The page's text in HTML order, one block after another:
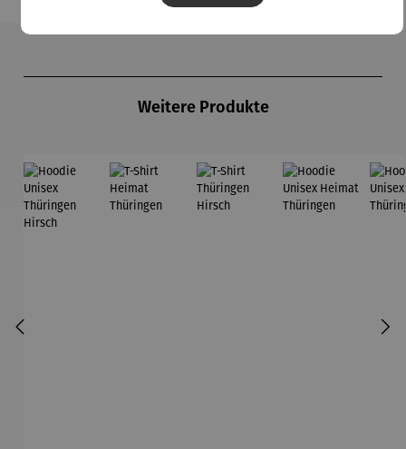
Weitere Produkte